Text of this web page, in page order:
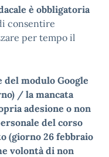
è obbligatoria
consentire
per tempo il
modulo Google
/ la mancata
adesione o non
del corso
(giorno 26 febbraio
volontà di non